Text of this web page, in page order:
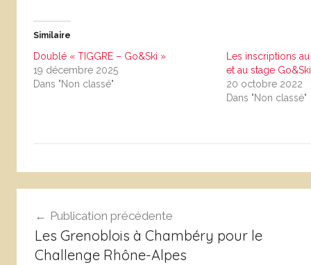
Similaire
Doublé « TIGGRE – Go&Ski »
19 décembre 2025
Dans "Non classé"
Les inscriptions
et au stage
20 octobre 2022
Dans "Non classé"
n
c
l
de
l’article
Publication précédente
Les Grenoblois à Chambéry pour le
Challenge Rhône-Alpes